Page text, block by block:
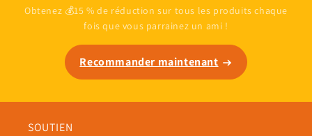
Obtenez 💰15 % de réduction sur tous les produits chaque
fois que vous parrainez un ami !
Recommander maintenant
SOUTIEN